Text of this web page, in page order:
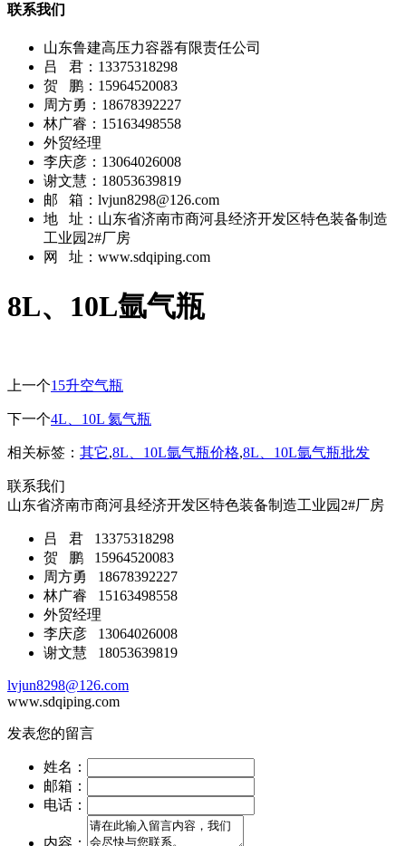
联系我们
山东鲁建高压力容器有限责任公司
吕 君：13375318298
贺 鹏：15964520083
周方勇：18678392227
林广睿：15163498558
外贸经理
李庆彦：13064026008
谢文慧：18053639819
邮 箱：lvjun8298@126.com
地 址：山东省济南市商河县经济开发区特色装备制造
工业园2#厂房
网 址：www.sdqiping.com
8L、10L氩气瓶
上一个15升空气瓶
下一个4L、10L 氦气瓶
相关标签： 其它,8L、10L氩气瓶价格,8L、10L氩气瓶批发
联系我们
山东省济南市商河县经济开发区特色装备制造工业园2#厂房
吕 君 13375318298
贺 鹏 15964520083
周方勇 18678392227
林广睿 15163498558
外贸经理
李庆彦 13064026008
谢文慧 18053639819
lvjun8298@126.com
www.sdqiping.com
发表您的留言
姓名：
邮箱：
电话：
内容：